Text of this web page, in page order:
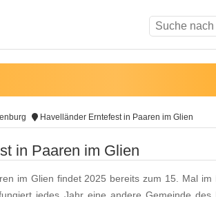
Havelländer Erntefest in Paaren im Glien
in Paaren im Glien
im Glien findet 2025 bereits zum 15. Mal im